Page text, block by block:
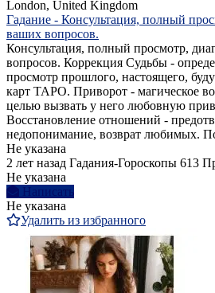
London, United Kingdom
Гадание - Консультация, полный
ваших вопросов.
Консультация, полный просмотр,
вопросов. Коррекция Судьбы -
просмотр прошлого, настоящего,
карт ТАРО. Приворот - магическое
целью вызвать у него любовную
Восстановление отношений -
недопонимание, возврат любимых.
Не указана
2 лет назад Гадания-Гороскопы 613
Не указана
Написать
Не указана
Удалить из избранного